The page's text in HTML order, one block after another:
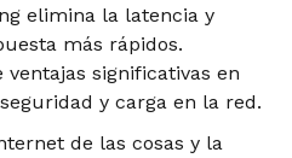
elimina la latencia y
más rápidos.
significativas en
y carga en la red.
de las cosas y la